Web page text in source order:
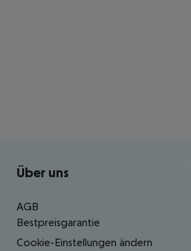
Footer navigation
Über uns
AGB
Bestpreisgarantie
Cookie-Einstellungen ändern